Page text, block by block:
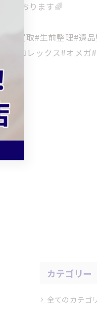
ております🌈
金買取#生前整理#遺
#ロレックス#オメガ
カテゴリー
全てのカテゴ